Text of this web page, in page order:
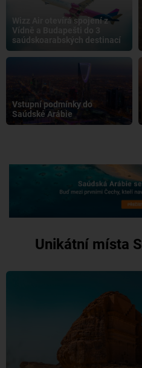
Wizz Air otevírá spojení z
Vídně a Budapešti do 3
saúdskoarabských destinací
Vstupní podmínky do
Saúdské Arábie
Unikátní místa